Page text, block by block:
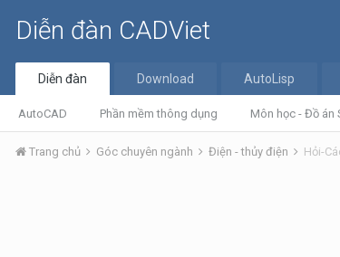
Diễn đàn CADViet
Diễn đàn
AutoCAD Phần mềm thông dụng Môn học - Đồ án
Download AutoLisp
Trang chủ Góc chuyên ngành Điện - thủy điện Hỏi-